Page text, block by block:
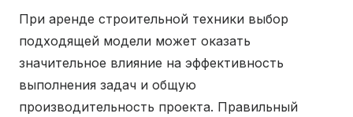
При аренде строительной техники выбор
подходящей модели может оказать
значительное влияние на эффективность
выполнения задач и общую
производительность проекта. Правильный